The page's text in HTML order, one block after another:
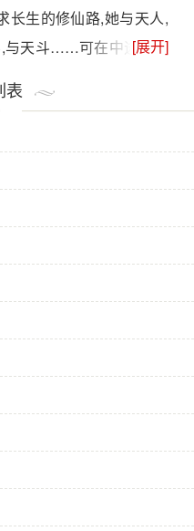
长生的修仙路,她与天人,
,与天斗……可在中途时突
灰……原文女主：你就是
得不错,你就是炮灰女
说我是炮灰我就是炮灰
,更不由天。谁都别想主
角。再说了,谁炮灰谁还
文将于12月某21周六入
说收藏专栏可以增加积
意手滑收藏专栏啊！：
新文正日更中：想当路
之贵人升职记已完结快
综穿文：在红楼当丫鬟
格已完结清穿文：重生
熙宫渡靖风华已完结同
同人文：重生之黄药师
藏啊！此文晋江文学城
[展开]
表